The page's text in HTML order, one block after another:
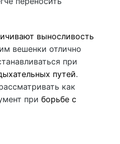
выносливость
вешенки отлично
при
путей.
как
при борьбе с